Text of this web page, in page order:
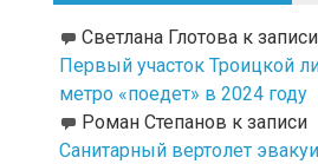
Светлана Глотовак записи
Первый участок Троицкой
метро «поедет» в 2024 году
Роман Степанов к записи
Санитарный вертолет